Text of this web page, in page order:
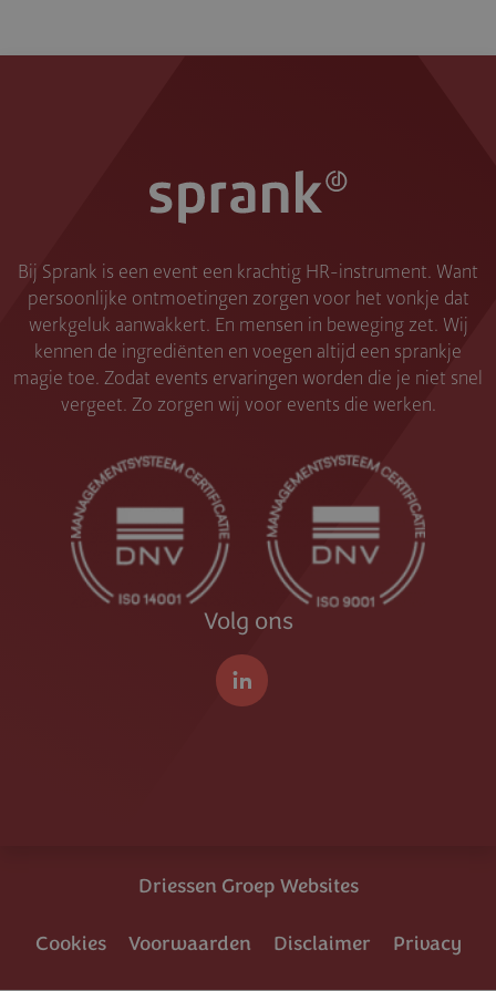
Bij Sprank is een event een krachtig HR-instrument. Want
persoonlijke ontmoetingen zorgen voor het vonkje dat
werkgeluk aanwakkert. En mensen in beweging zet. Wij
kennen de ingrediënten en voegen altijd een sprankje
magie toe. Zodat events ervaringen worden die je niet snel
vergeet. Zo zorgen wij voor events die werken.
Volg ons
Driessen Groep Websites
Voet
Cookies Voorwaarden Disclaimer Privacy